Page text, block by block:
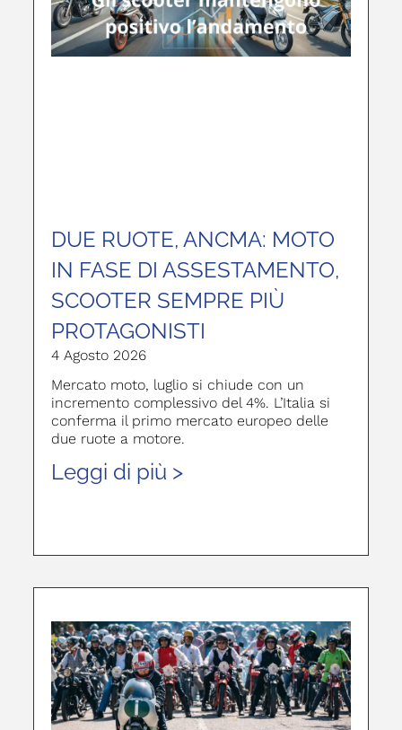
DUE RUOTE, ANCMA: MOTO
IN FASE DI ASSESTAMENTO,
SCOOTER SEMPRE PIÙ
PROTAGONISTI
4 Agosto 2026
Mercato moto, luglio si chiude con un
incremento complessivo del 4%. L’Italia si
conferma il primo mercato europeo delle
due ruote a motore.
Leggi di più >